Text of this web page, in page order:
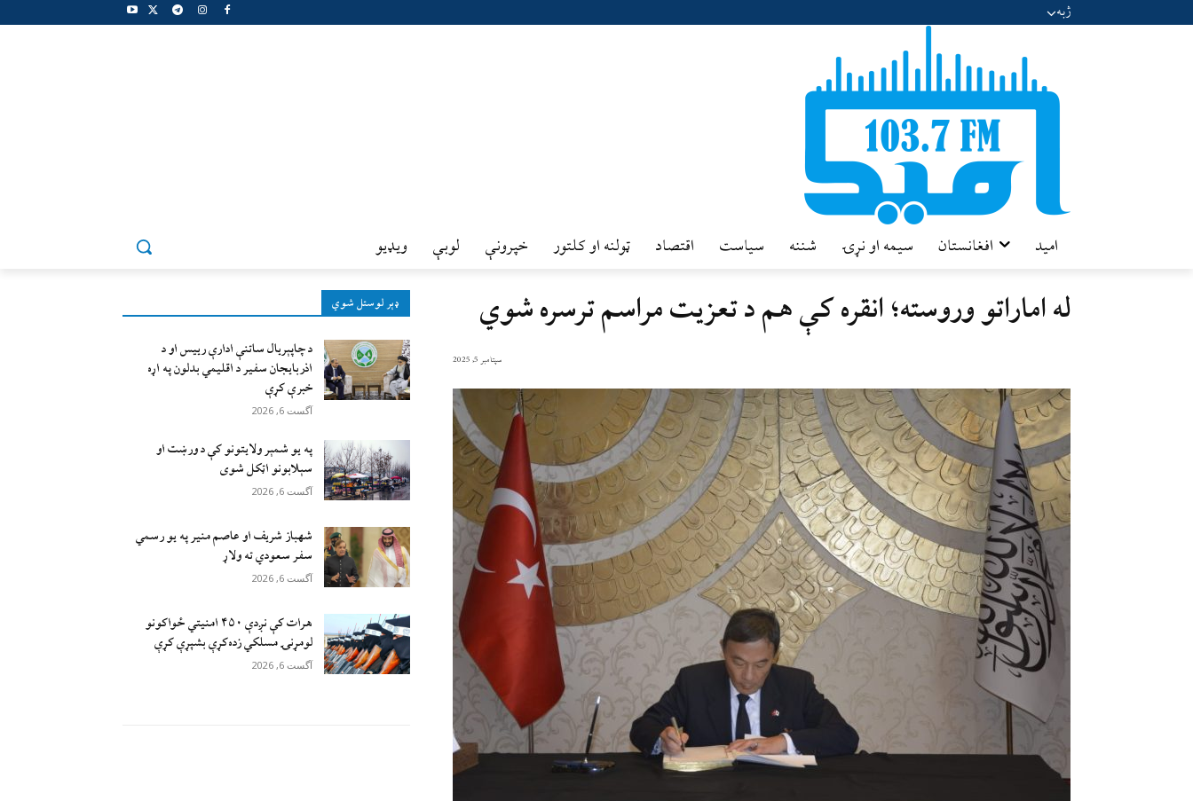
ژبه
امید افغانستان سیمه او نړۍ شننه سیاست اقتصاد ټولنه او کلتور خپرونې لوبې ويډيو
ډېر لوستل شوي
د چاپېریال ساتنې ادارې رییس او د
اذربایجان سفیر د اقلیمي بدلون په اړه
خبرې کړې
آگست 6, 2026
په یو شمېر ولایتونو کې د ورښت او
سېلابونو اټکل شوی
آگست 6, 2026
شهباز شریف او عاصم منیر په یو رسمي
سفر سعودي ته ولاړ
آگست 6, 2026
هرات کې نږدې ۴۵۰ امنيتي ځواکونو
لومړنۍ مسلکي زده‌کړې بشپړې کړې
آگست 6, 2026
له اماراتو وروسته؛ انقره کې هم د تعزيت مراسم ترسره شوي
سپتامبر 5, 2025